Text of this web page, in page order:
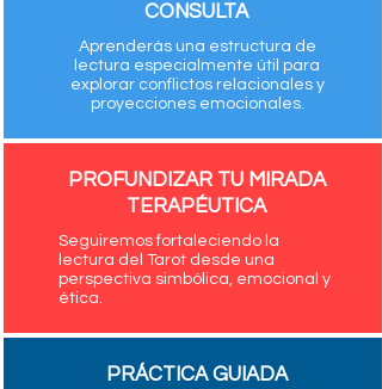
CONSULTA
Aprenderás una estructura de
lectura especialmente útil para
explorar conflictos relacionales y
proyecciones emocionales.
PROFUNDIZAR TU MIRADA
TERAPÉUTICA
Seguiremos fortaleciendo la
lectura del Tarot desde una
perspectiva simbólica, emocional y
ética.
PRÁCTICA GUIADA